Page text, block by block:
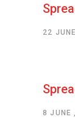
22
8 JUNE